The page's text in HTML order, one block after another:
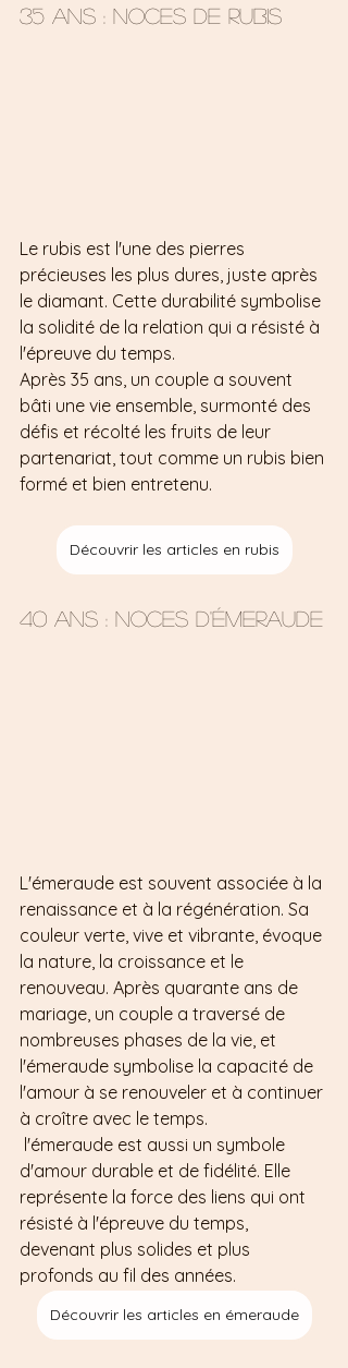
35 ans : Noces de rubis
Le rubis est l'une des pierres
précieuses les plus dures, juste après
le diamant. Cette durabilité symbolise
la solidité de la relation qui a résisté à
l'épreuve du temps.
Après 35 ans, un couple a souvent
bâti une vie ensemble, surmonté des
défis et récolté les fruits de leur
partenariat, tout comme un rubis bien
formé et bien entretenu.
Découvrir les articles en rubis
40 ans : Noces d'émeraude
L'émeraude est souvent associée à la
renaissance et à la régénération. Sa
couleur verte, vive et vibrante, évoque
la nature, la croissance et le
renouveau. Après quarante ans de
mariage, un couple a traversé de
nombreuses phases de la vie, et
l'émeraude symbolise la capacité de
l'amour à se renouveler et à continuer
à croître avec le temps.
l'émeraude est aussi un symbole
d'amour durable et de fidélité. Elle
représente la force des liens qui ont
résisté à l'épreuve du temps,
devenant plus solides et plus
profonds au fil des années.
Découvrir les articles en émeraude